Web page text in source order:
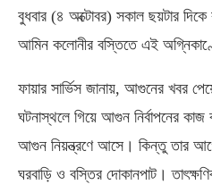
বুধবার (৪ অক্টোবর) সকাল ছয়টার
আমিন কলোনীর বস্তিতে এই
ফায়ার সার্ভিস জানায়, আগুনের খবর
ঘটনাস্থলে গিয়ে আগুন নির্বাপনের
আগুন নিয়ন্ত্রণে আসে। কিন্তু তার
ঘরবাড়ি ও বস্তির দোকানপাট।